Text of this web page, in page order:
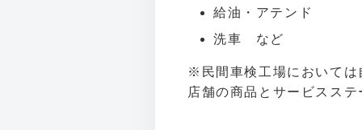
給油・アテンド
洗車 など
※民間車検工場においては
店舗の商品とサービスス